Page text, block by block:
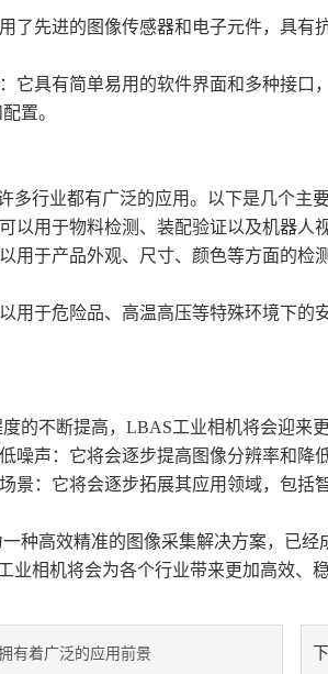
先进的图像传感器和电子元件，具有
具有简单易用的软件界面和多种接口
置。
行业都有广泛的应用。以下是几个主要
用于物料检测、装配验证以及机器人
于产品外观、尺寸、颜色等方面的检
于危险品、高温高压等特殊环境下的
不断提高，LBAS工业相机将会迎来更
声：它将会逐步提高图像分辨率和降低
：它将会逐步拓展其应用领域，包括智
高效精准的图像采集解决方案，已经
业相机将会为各个行业带来更加高效、
有着广泛的应用前景